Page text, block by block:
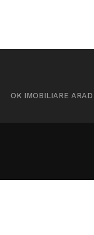
OK IMOBILIARE ARAD